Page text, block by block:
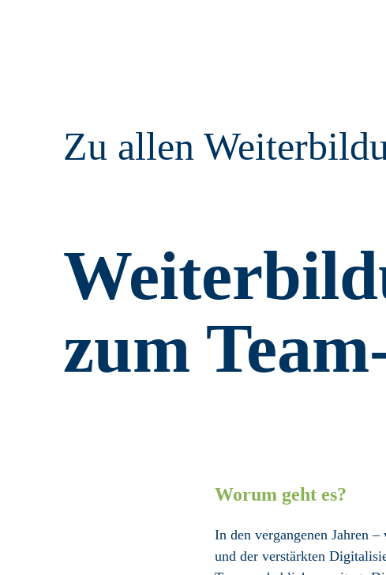
Zu allen
zum
Worum geht es?
In den vergangenen Jahren
und der verstärkten